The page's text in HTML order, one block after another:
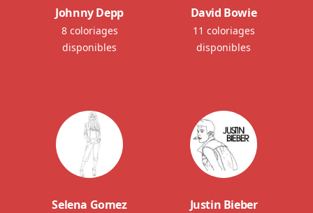
Johnny Depp
8 coloriages
disponibles
David Bowie
11 coloriages
disponibles
Selena Gomez Justin Bieber